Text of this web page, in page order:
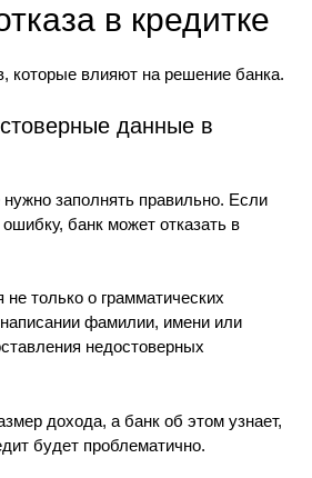
в кредитке
которые влияют на решение банка.
данные в
заполнять правильно. Если
банк может отказать в
не только о грамматических
фамилии, имени или
недостоверных
дохода, а банк об этом узнает,
будет проблематично.